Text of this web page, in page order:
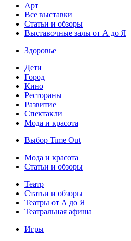
Арт
Все выставки
Статьи и обзоры
Выставочные залы от А до Я
Здоровье
Дети
Город
Кино
Рестораны
Развитие
Спектакли
Мода и красота
Выбор Time Out
Мода и красота
Статьи и обзоры
Театр
Статьи и обзоры
Театры от А до Я
Театральная афиша
Игры